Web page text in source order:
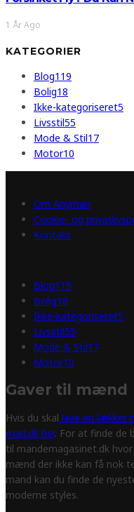
1 År Ago
KATEGORIER
Blog119
Bolig18
Ikke-kategoriseret5
Livsstil55
Mode & Stil17
Motor10
Om Anyman
Cookie- og
Kontakt
Blog119
Bolig18
Ikke-kategoriseret5
Livsstil55
Mode & Stil17
Motor10
Gaver til mænd
Hvis du skal lave en lækker
mad.dk her. For at finde de
til mandemagasinet.dk
mænd der ikke kan få nok
mand kan du finde de
moderne styles.